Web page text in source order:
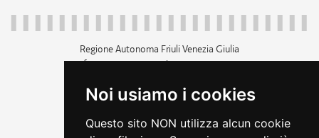
Noi usiamo i cookies
Questo sito NON utilizza alcun cookie
Regione Autonoma Friuli Venezia Giulia
c.f. 80014930327; p.iva 00526040324
+39 040 3771111